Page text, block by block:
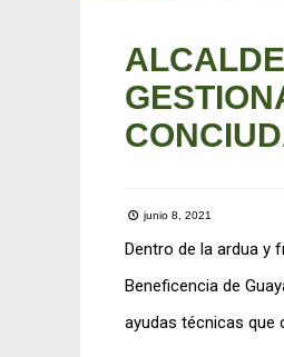
junio 8, 2021
Dentro de la ardua y
Beneficencia de
ayudas técnicas que